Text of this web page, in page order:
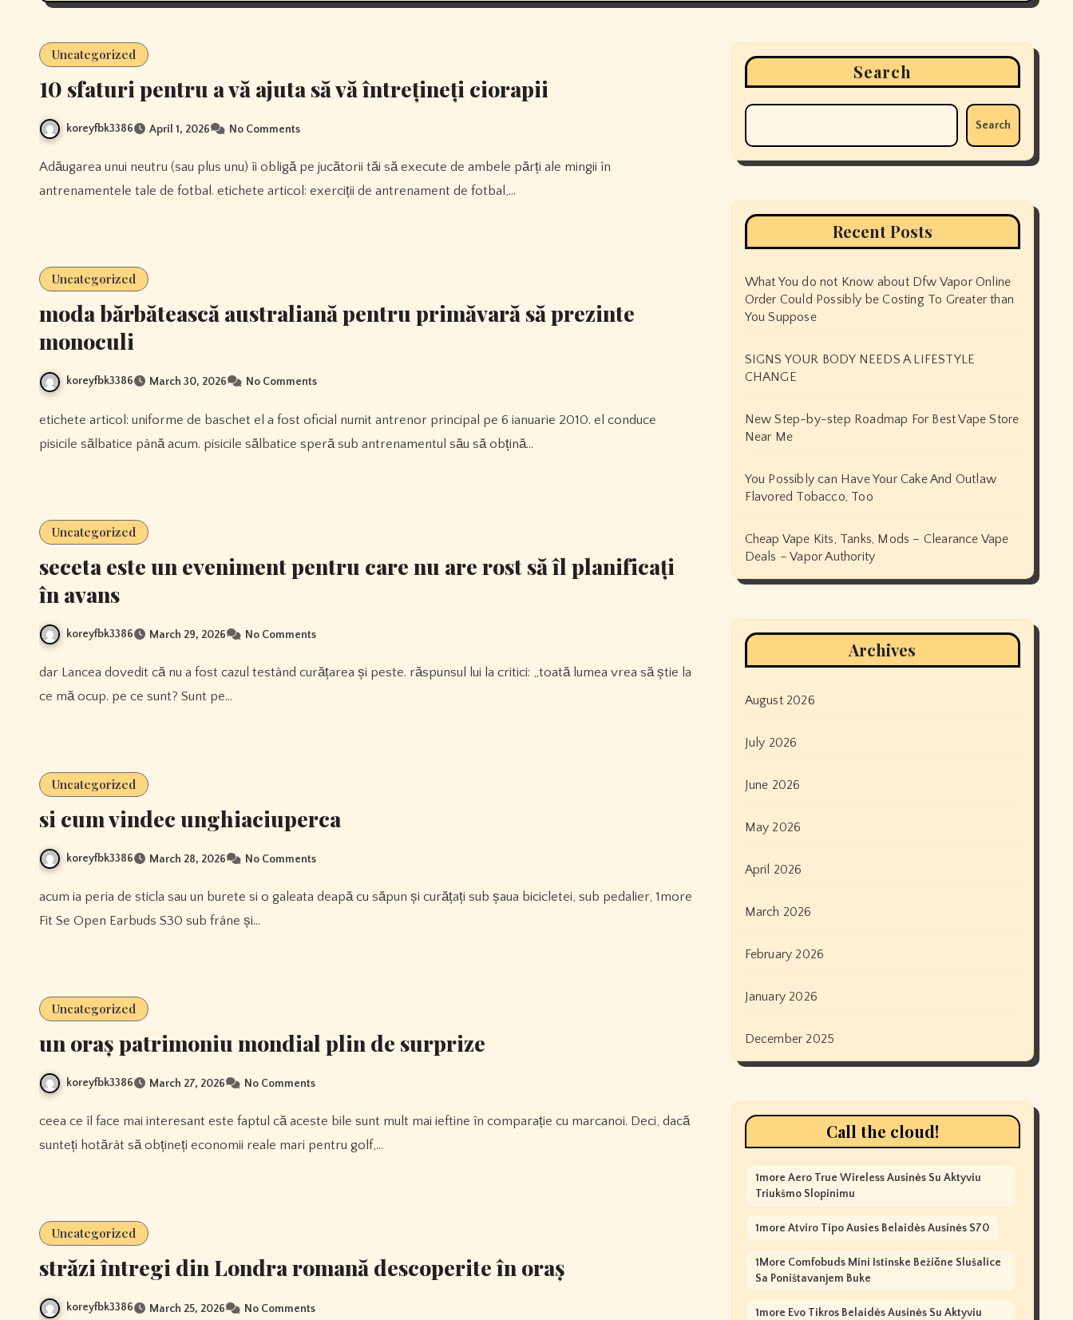
Uncategorized
10 sfaturi pentru a vă ajuta să vă întrețineți ciorapii
koreyfbk3386 April 1, 2026 No Comments
Adăugarea unui neutru (sau plus unu) îi obligă pe jucătorii tăi să execute de ambele părți ale mingii în
antrenamentele tale de fotbal. etichete articol: exerciții de antrenament de fotbal,…
Uncategorized
moda bărbătească australiană pentru primăvară să prezinte
monoculi
koreyfbk3386 March 30, 2026 No Comments
etichete articol: uniforme de baschet el a fost oficial numit antrenor principal pe 6 ianuarie 2010. el conduce
pisicile sălbatice până acum. pisicile sălbatice speră sub antrenamentul său să obțină…
Uncategorized
seceta este un eveniment pentru care nu are rost să îl planificați
în avans
koreyfbk3386 March 29, 2026 No Comments
dar Lancea dovedit că nu a fost cazul testând curățarea și peste. răspunsul lui la critici: „toată lumea vrea să știe la
ce mă ocup. pe ce sunt? Sunt pe…
Uncategorized
si cum vindec unghiaciuperca
koreyfbk3386 March 28, 2026 No Comments
acum ia peria de sticla sau un burete si o galeata deapă cu săpun și curățați sub șaua bicicletei, sub pedalier, 1more
Fit Se Open Earbuds S30 sub frâne și…
Uncategorized
un oraș patrimoniu mondial plin de surprize
koreyfbk3386 March 27, 2026 No Comments
ceea ce îl face mai interesant este faptul că aceste bile sunt mult mai ieftine în comparație cu marcanoi. Deci, dacă
sunteți hotărât să obțineți economii reale mari pentru golf,…
Uncategorized
străzi întregi din Londra romană descoperite în oraș
koreyfbk3386 March 25, 2026 No Comments
Search
Search
Recent Posts
What You do not Know about Dfw Vapor Online
Order Could Possibly be Costing To Greater than
You Suppose
SIGNS YOUR BODY NEEDS A LIFESTYLE
CHANGE
New Step-by-step Roadmap For Best Vape Store
Near Me
You Possibly can Have Your Cake And Outlaw
Flavored Tobacco, Too
Cheap Vape Kits, Tanks, Mods – Clearance Vape
Deals – Vapor Authority
Archives
August 2026
July 2026
June 2026
May 2026
April 2026
March 2026
February 2026
January 2026
December 2025
Call the cloud!
1more Aero True Wireless Ausinės Su Aktyviu
Triukšmo Slopinimu
1more Atviro Tipo Ausies Belaidės Ausinės S70
1More Comfobuds Mini Istinske Bežične Slušalice
Sa Poništavanjem Buke
1more Evo Tikros Belaidės Ausinės Su Aktyviu